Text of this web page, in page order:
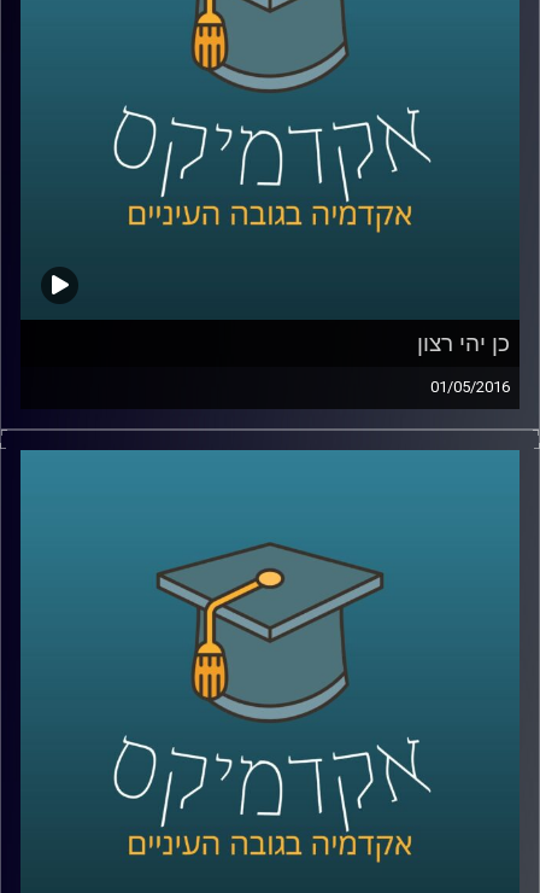
כן יהי רצון
01/05/2016
דוקטור דניאל לוי, פסיכולוג קוגנטיבי, חוקר
שנתחיל להכיר בסתירות הקוגנטיביות שבתוכנו,
ויש לא מעט. סוגיית הרצון החופשי וסוגיית
הענישה הן דוגמאות הממחישות סתירות
אלה. היו הוגנים והשיבו תשובות עומק על שתי
השאלות הבאות בטרם תאזינו לתכנית: באיזו
מידה אתם אנשים בעלי רצון חופשי וחופש
בחירה? האם אתם מאמינים בענישה ומאילו
טעמים? עכשיו– Play!
קרדיט תמונות:AudioVersity